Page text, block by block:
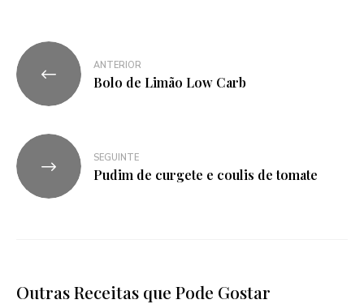
ANTERIOR
Bolo de Limão Low Carb
SEGUINTE
Pudim de curgete e coulis de tomate
Outras Receitas que Pode Gostar